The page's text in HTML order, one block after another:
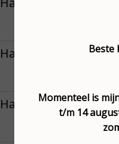
Harsen bikini-lijn
Harsen rug
Beste
Momenteel is
t/m 14